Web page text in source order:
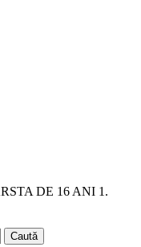
DE 16 ANI 1.